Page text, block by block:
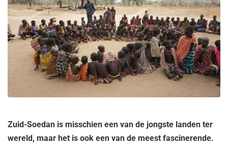
Zuid-Soedan is misschien een van de jongste landen ter
wereld, maar het is ook een van de meest fascinerende.